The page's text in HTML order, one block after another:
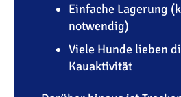
Einfache Lagerung
notwendig)
Viele Hunde lieben
Kauaktivität